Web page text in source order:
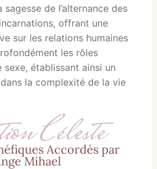
de l’alternance des
offrant une
sur les relations humaines
les rôles
sexe, établissant ainsi un
la complexité de la vie
Céleste
Accordés par
Mihael